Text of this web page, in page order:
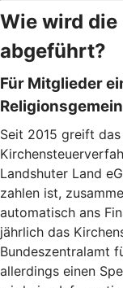
Wie wird
abgeführt?
Für Mitglieder
Seit 2015 greift
Landshuter Land
zahlen ist,
automatisch ans
jährlich das
Bundeszentralamt
allerdings einen